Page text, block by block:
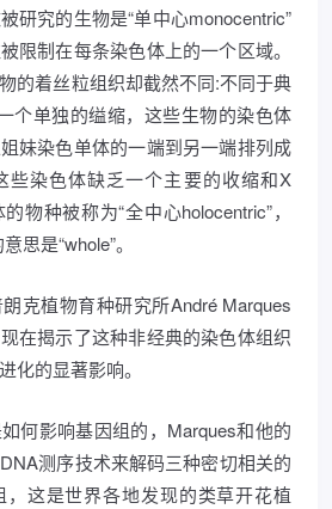
研究的生物是“单中心monocentric”
限制在每条染色体上的一个区域。
的着丝粒组织却截然不同:不同于典
个单独的缢缩，这些生物的染色体
妹染色单体的一端到另一端排列成
些染色体缺乏一个主要的收缩和X
物种被称为“全中心holocentric”，
思是“whole”。
克植物育种研究所André Marques
在揭示了这种非经典的染色体组织
化的显著影响。
何影响基因组的，Marques和他的
测序技术来解码三种密切相关的
这是世界各地发现的类草开花植